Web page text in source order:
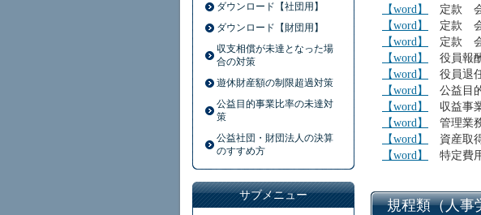
【word】
定款 会
【word】
定款 会
【word】
定款 会
【word】
役員報
【word】
役員退
【word】
公益目
【word】
収益事
【word】
管理業
【word】
資産取
【word】
特定費
規程類（人事
ダウンロード【社団用】
ダウンロード【財団用】
収支相償が未達となった場
合の対策
遊休財産額の制限超過対策
公益目的事業比率の未達対
策
公益社団・財団法人の決算
のすすめ方
サブメニュー